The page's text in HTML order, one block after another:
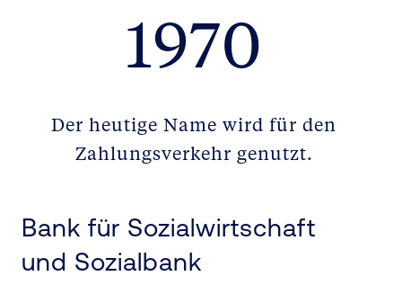
1970
Der heutige Name wird für den
Zahlungsverkehr genutzt.
Bank für Sozialwirtschaft
und Sozialbank